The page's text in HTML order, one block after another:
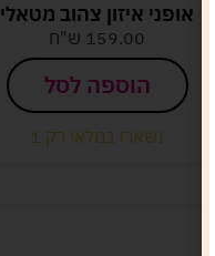
אופני איזון צהוב מטאלי
159.00 ש"ח
הוספה לסל
נשארו במלאי רק 1